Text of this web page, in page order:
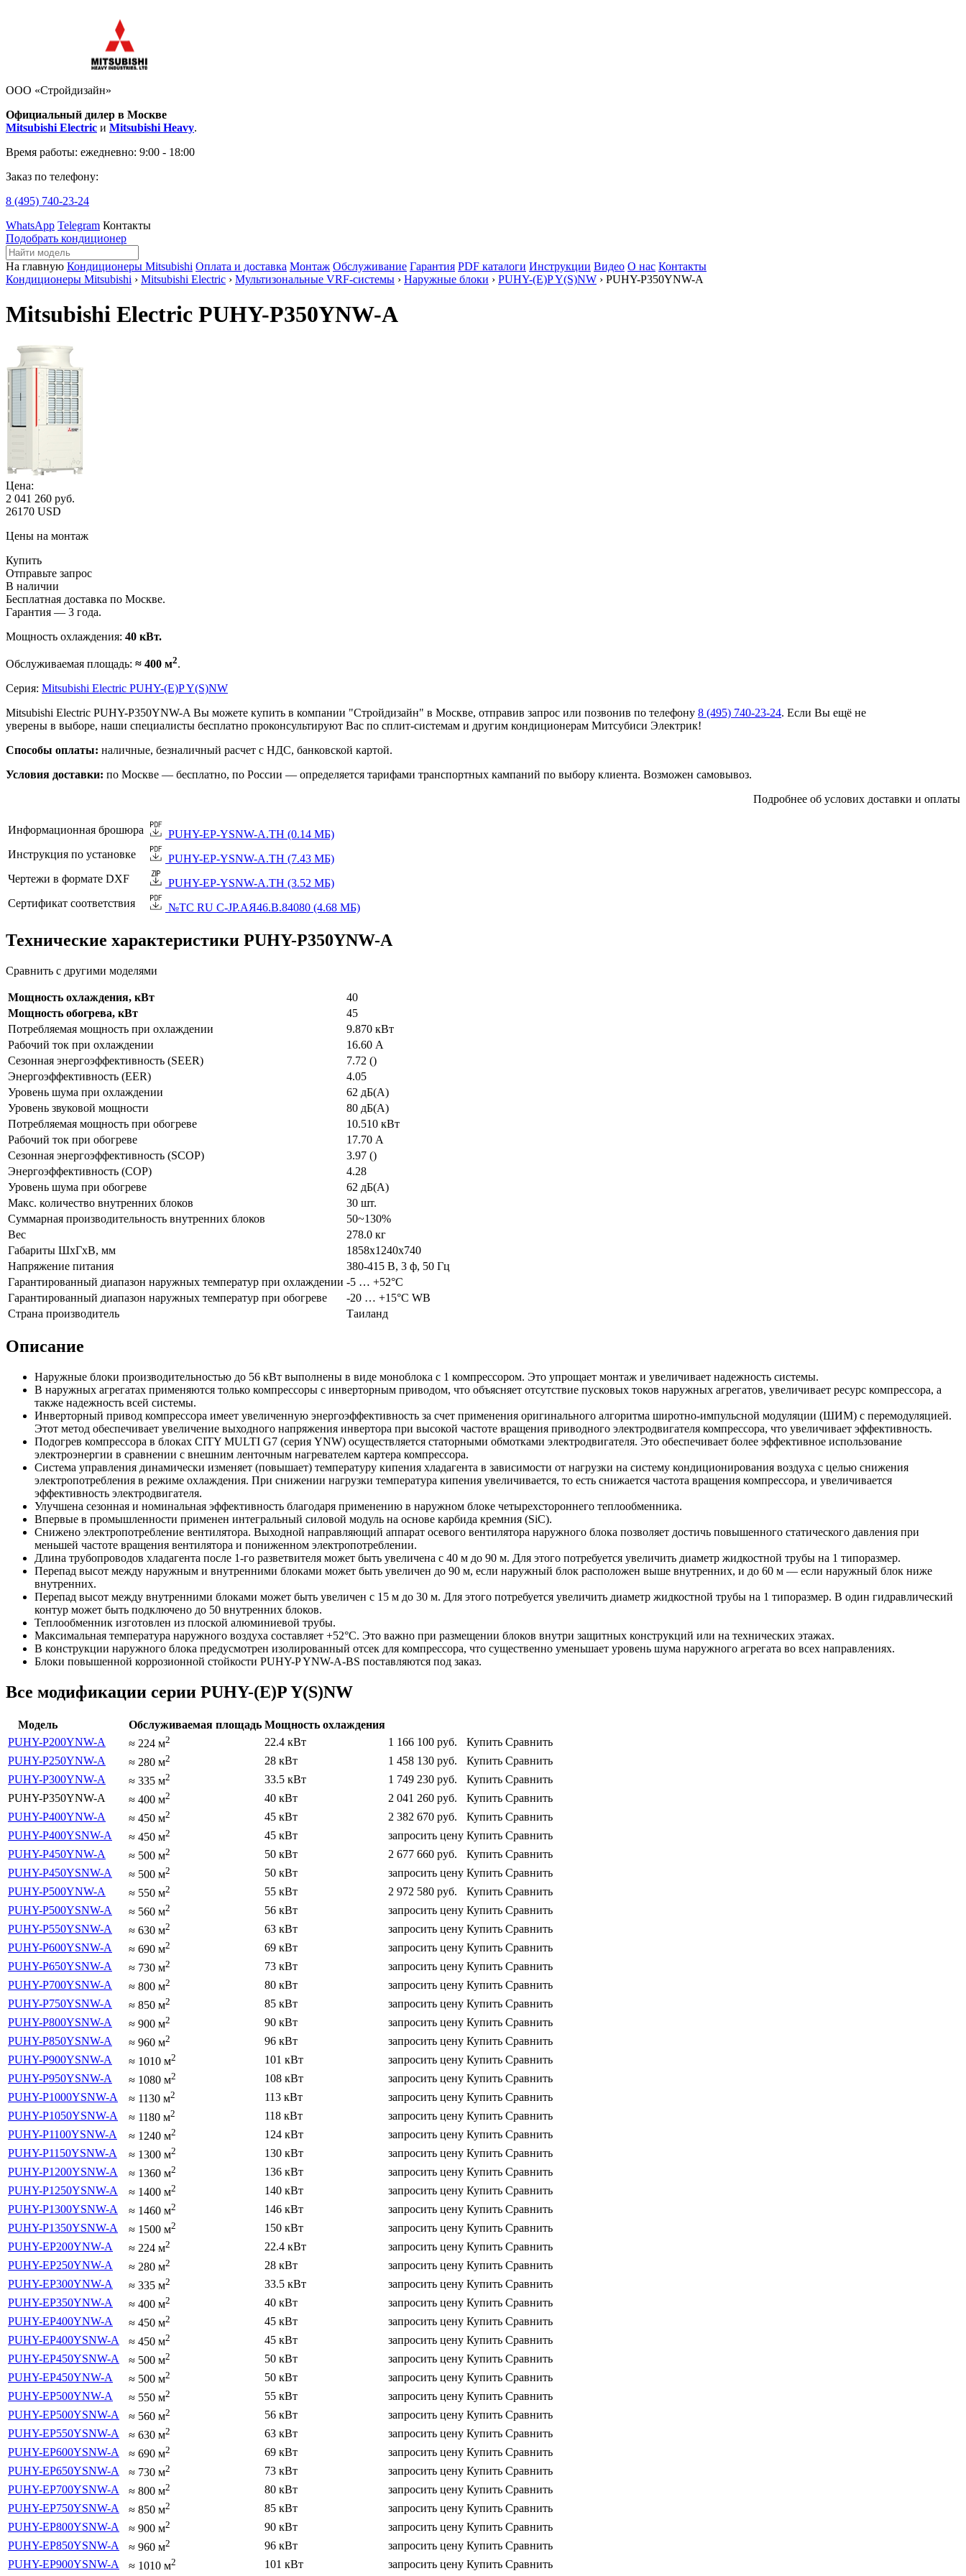
ООО «Стройдизайн»
Официальный дилер в Москве
Mitsubishi Electric и Mitsubishi Heavy.
Время работы: ежедневно: 9:00 - 18:00
Заказ по телефону:
8 (495) 740-23-24
WhatsApp Telegram Контакты
Подобрать кондиционер
На главную Кондиционеры Mitsubishi Оплата и доставка Монтаж Обслуживание Гарантия PDF каталоги Инструкции Видео О нас Контакты
Кондиционеры Mitsubishi › Mitsubishi Electric › Мультизональные VRF-системы › Наружные блоки › PUHY-(E)P Y(S)NW › PUHY-P350YNW-A
Mitsubishi Electric PUHY-P350YNW-A
Цена:
2 041 260 руб.
26170 USD
Цены на монтаж
Купить
Отправьте запрос
В наличии
Бесплатная доставка по Москве.
Гарантия — 3 года.
Мощность охлаждения: 40 кВт.
Обслуживаемая площадь: ≈ 400 м2.
Серия: Mitsubishi Electric PUHY-(E)P Y(S)NW
Mitsubishi Electric PUHY-P350YNW-A Вы можете купить в компании "Стройдизайн" в Москве, отправив запрос или позвонив по телефону 8 (495) 740-23-24. Если Вы ещё не
уверены в выборе, наши специалисты бесплатно проконсультируют Вас по сплит-системам и другим кондиционерам Митсубиси Электрик!
Способы оплаты: наличные, безналичный расчет с НДС, банковской картой.
Условия доставки: по Москве — бесплатно, по России — определяется тарифами транспортных кампаний по выбору клиента. Возможен самовывоз.
Подробнее об услових доставки и оплаты
Информационная брошюра
PUHY-EP-YSNW-A.TH (0.14 МБ)
Инструкция по установке
PUHY-EP-YSNW-A.TH (7.43 МБ)
Чертежи в формате DXF
PUHY-EP-YSNW-A.TH (3.52 МБ)
Сертификат соответствия
№TC RU C-JP.АЯ46.B.84080 (4.68 МБ)
Технические характеристики PUHY-P350YNW-A
Сравнить с другими моделями
Мощность охлаждения, кВт
40
Мощность обогрева, кВт
45
Потребляемая мощность при охлаждении
9.870 кВт
Рабочий ток при охлаждении
16.60 А
Сезонная энергоэффективность (SEER)
7.72 ()
Энергоэффективность (EER)
4.05
Уровень шума при охлаждении
62 дБ(А)
Уровень звуковой мощности
80 дБ(А)
Потребляемая мощность при обогреве
10.510 кВт
Рабочий ток при обогреве
17.70 А
Сезонная энергоэффективность (SCOP)
3.97 ()
Энергоэффективность (COP)
4.28
Уровень шума при обогреве
62 дБ(А)
Макс. количество внутренних блоков
30 шт.
Суммарная производительность внутренних блоков
50~130%
Вес
278.0 кг
Габариты ШхГхВ, мм
1858x1240x740
Напряжение питания
380-415 В, 3 ф, 50 Гц
Гарантированный диапазон наружных температур при охлаждении -5 … +52°C
Гарантированный диапазон наружных температур при обогреве
-20 … +15°C WB
Страна производитель
Таиланд
Описание
Наружные блоки производительностью до 56 кВт выполнены в виде моноблока с 1 компрессором. Это упрощает монтаж и увеличивает надежность системы.
В наружных агрегатах применяются только компрессоры с инверторным приводом, что объясняет отсутствие пусковых токов наружных агрегатов, увеличивает ресурс компрессора, а
также надежность всей системы.
Инверторный привод компрессора имеет увеличенную энергоэффективность за счет применения оригинального алгоритма широтно-импульсной модуляции (ШИМ) с перемодуляцией.
Этот метод обеспечивает увеличение выходного напряжения инвертора при высокой частоте вращения приводного электродвигателя компрессора, что увеличивает эффективность.
Подогрев компрессора в блоках CITY MULTI G7 (серия YNW) осуществляется статорными обмотками электродвигателя. Это обеспечивает более эффективное использование
электроэнергии в сравнении с внешним ленточным нагревателем картера компрессора.
Система управления динамически изменяет (повышает) температуру кипения хладагента в зависимости от нагрузки на систему кондиционирования воздуха с целью снижения
электропотребления в режиме охлаждения. При снижении нагрузки температура кипения увеличивается, то есть снижается частота вращения компрессора, и увеличивается
эффективность электродвигателя.
Улучшена сезонная и номинальная эффективность благодаря применению в наружном блоке четырехстороннего теплообменника.
Впервые в промышленности применен интегральный силовой модуль на основе карбида кремния (SiC).
Снижено электропотребление вентилятора. Выходной направляющий аппарат осевого вентилятора наружного блока позволяет достичь повышенного статического давления при
меньшей частоте вращения вентилятора и пониженном электропотреблении.
Длина трубопроводов хладагента после 1-го разветвителя может быть увеличена с 40 м до 90 м. Для этого потребуется увеличить диаметр жидкостной трубы на 1 типоразмер.
Перепад высот между наружным и внутренними блоками может быть увеличен до 90 м, если наружный блок расположен выше внутренних, и до 60 м — если наружный блок ниже
внутренних.
Перепад высот между внутренними блоками может быть увеличен с 15 м до 30 м. Для этого потребуется увеличить диаметр жидкостной трубы на 1 типоразмер. В один гидравлический
контур может быть подключено до 50 внутренних блоков.
Теплообменник изготовлен из плоской алюминиевой трубы.
Максимальная температура наружного воздуха составляет +52°С. Это важно при размещении блоков внутри защитных конструкций или на технических этажах.
В конструкции наружного блока предусмотрен изолированный отсек для компрессора, что существенно уменьшает уровень шума наружного агрегата во всех направлениях.
Блоки повышенной коррозионной стойкости PUHY-P YNW-A-BS поставляются под заказ.
Все модификации серии PUHY-(E)P Y(S)NW
Модель Обслуживаемая площадь Мощность охлаждения
PUHY-P200YNW-A
≈ 224 м2 22.4 кВт 1 166 100 руб. Купить Сравнить
PUHY-P250YNW-A
≈ 280 м2 28 кВт 1 458 130 руб. Купить Сравнить
PUHY-P300YNW-A
≈ 335 м2 33.5 кВт 1 749 230 руб. Купить Сравнить
PUHY-P350YNW-A
≈ 400 м2 40 кВт 2 041 260 руб. Купить Сравнить
PUHY-P400YNW-A
≈ 450 м2 45 кВт 2 382 670 руб. Купить Сравнить
PUHY-P400YSNW-A
≈ 450 м2 45 кВт запросить цену Купить Сравнить
PUHY-P450YNW-A
≈ 500 м2 50 кВт 2 677 660 руб. Купить Сравнить
PUHY-P450YSNW-A
≈ 500 м2 50 кВт запросить цену Купить Сравнить
PUHY-P500YNW-A
≈ 550 м2 55 кВт 2 972 580 руб. Купить Сравнить
PUHY-P500YSNW-A
≈ 560 м2 56 кВт запросить цену Купить Сравнить
PUHY-P550YSNW-A
≈ 630 м2 63 кВт запросить цену Купить Сравнить
PUHY-P600YSNW-A
≈ 690 м2 69 кВт запросить цену Купить Сравнить
PUHY-P650YSNW-A
≈ 730 м2 73 кВт запросить цену Купить Сравнить
PUHY-P700YSNW-A
≈ 800 м2 80 кВт запросить цену Купить Сравнить
PUHY-P750YSNW-A
≈ 850 м2 85 кВт запросить цену Купить Сравнить
PUHY-P800YSNW-A
≈ 900 м2 90 кВт запросить цену Купить Сравнить
PUHY-P850YSNW-A
≈ 960 м2 96 кВт запросить цену Купить Сравнить
PUHY-P900YSNW-A
≈ 1010 м2 101 кВт запросить цену Купить Сравнить
PUHY-P950YSNW-A
≈ 1080 м2 108 кВт запросить цену Купить Сравнить
PUHY-P1000YSNW-A
≈ 1130 м2 113 кВт запросить цену Купить Сравнить
PUHY-P1050YSNW-A
≈ 1180 м2 118 кВт запросить цену Купить Сравнить
PUHY-P1100YSNW-A
≈ 1240 м2 124 кВт запросить цену Купить Сравнить
PUHY-P1150YSNW-A
≈ 1300 м2 130 кВт запросить цену Купить Сравнить
PUHY-P1200YSNW-A
≈ 1360 м2 136 кВт запросить цену Купить Сравнить
PUHY-P1250YSNW-A
≈ 1400 м2 140 кВт запросить цену Купить Сравнить
PUHY-P1300YSNW-A
≈ 1460 м2 146 кВт запросить цену Купить Сравнить
PUHY-P1350YSNW-A
≈ 1500 м2 150 кВт запросить цену Купить Сравнить
PUHY-EP200YNW-A
≈ 224 м2 22.4 кВт запросить цену Купить Сравнить
PUHY-EP250YNW-A
≈ 280 м2 28 кВт запросить цену Купить Сравнить
PUHY-EP300YNW-A
≈ 335 м2 33.5 кВт запросить цену Купить Сравнить
PUHY-EP350YNW-A
≈ 400 м2 40 кВт запросить цену Купить Сравнить
PUHY-EP400YNW-A
≈ 450 м2 45 кВт запросить цену Купить Сравнить
PUHY-EP400YSNW-A
≈ 450 м2 45 кВт запросить цену Купить Сравнить
PUHY-EP450YSNW-A
≈ 500 м2 50 кВт запросить цену Купить Сравнить
PUHY-EP450YNW-A
≈ 500 м2 50 кВт запросить цену Купить Сравнить
PUHY-EP500YNW-A
≈ 550 м2 55 кВт запросить цену Купить Сравнить
PUHY-EP500YSNW-A
≈ 560 м2 56 кВт запросить цену Купить Сравнить
PUHY-EP550YSNW-A
≈ 630 м2 63 кВт запросить цену Купить Сравнить
PUHY-EP600YSNW-A
≈ 690 м2 69 кВт запросить цену Купить Сравнить
PUHY-EP650YSNW-A
≈ 730 м2 73 кВт запросить цену Купить Сравнить
PUHY-EP700YSNW-A
≈ 800 м2 80 кВт запросить цену Купить Сравнить
PUHY-EP750YSNW-A
≈ 850 м2 85 кВт запросить цену Купить Сравнить
PUHY-EP800YSNW-A
≈ 900 м2 90 кВт запросить цену Купить Сравнить
PUHY-EP850YSNW-A
≈ 960 м2 96 кВт запросить цену Купить Сравнить
PUHY-EP900YSNW-A
≈ 1010 м2 101 кВт запросить цену Купить Сравнить